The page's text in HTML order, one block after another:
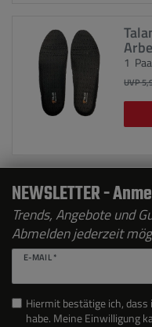
UVP
1
NEWSLETTER -
Trends, Angebote und
Abmelden jederzeit
E-MAIL *
Hiermit bestätige ich, dass
habe. Meine Einwilligung